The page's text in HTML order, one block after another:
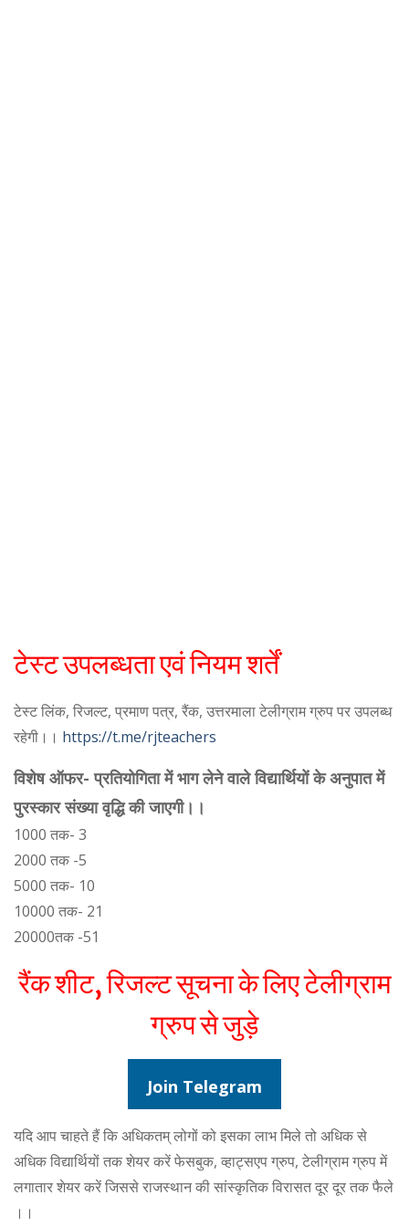
टेस्ट उपलब्धता एवं नियम शर्तें
टेस्ट लिंक, रिजल्ट, प्रमाण पत्र, रैंक, उत्तरमाला टेलीग्राम ग्रुप पर उपलब्ध
रहेगी।। https://t.me/rjteachers
विशेष ऑफर- प्रतियोगिता में भाग लेने वाले विद्यार्थियों के अनुपात में
पुरस्कार संख्या वृद्धि की जाएगी।।
1000 तक- 3
2000 तक -5
5000 तक- 10
10000 तक- 21
20000तक -51
रैंक शीट, रिजल्ट सूचना के लिए टेलीग्राम
ग्रुप से जुड़े
Join Telegram
यदि आप चाहते हैं कि अधिकतम् लोगों को इसका लाभ मिले तो अधिक से
अधिक विद्यार्थियों तक शेयर करें फेसबुक, व्हाट्सएप ग्रुप, टेलीग्राम ग्रुप में
लगातार शेयर करें जिससे राजस्थान की सांस्कृतिक विरासत दूर दूर तक फैले
।।